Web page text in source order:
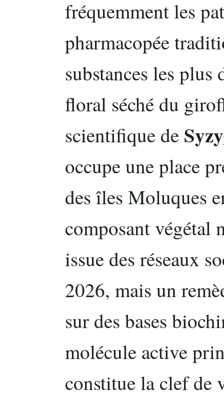
fréquemment les
pharmacopée
substances les
floral séché du
scientifique de
occupe une place
des îles Moluques
composant végétal
issue des réseaux
2026, mais un
sur des bases
molécule active
constitue la clef de